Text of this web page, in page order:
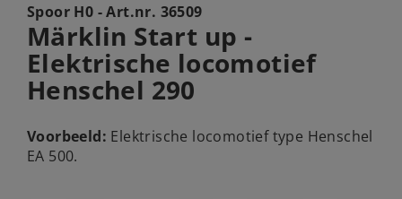
Spoor H0 - Art.nr. 36509
Märklin Start up -
Elektrische locomotief
Henschel 290
Voorbeeld: Elektrische locomotief type Henschel
EA 500.